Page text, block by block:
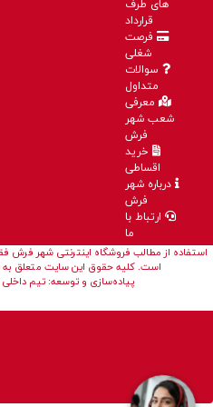
های طرف
قرارداد
فرصت
شغلی
سوالات
متداول
معرفی
شعب شهر
فرش
خرید
اقساطی
درباره شهر
فرش
ارتباط با
ما
استفاده از مطالب فروشگاه اینترنتی شهر فرش
است. کلیه حقوق این سایت متعلق به
پیاده‌سازی و توسعه: تیم